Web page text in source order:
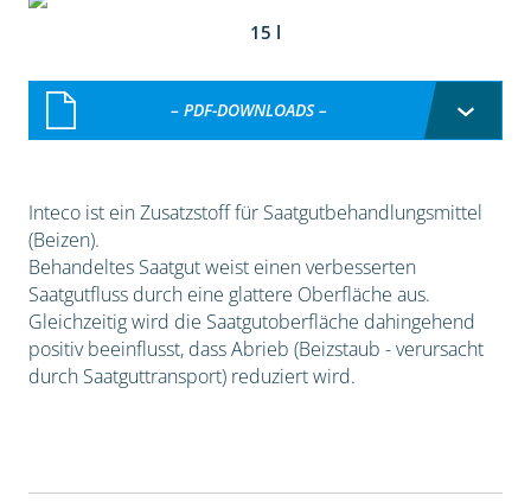
15 l
– PDF-DOWNLOADS –
Inteco ist ein Zusatzstoff für Saatgutbehandlungsmittel
(Beizen).
Behandeltes Saatgut weist einen verbesserten
Saatgutfluss durch eine glattere Oberfläche aus.
Gleichzeitig wird die Saatgutoberfläche dahingehend
positiv beeinflusst, dass Abrieb (Beizstaub - verursacht
durch Saatguttransport) reduziert wird.